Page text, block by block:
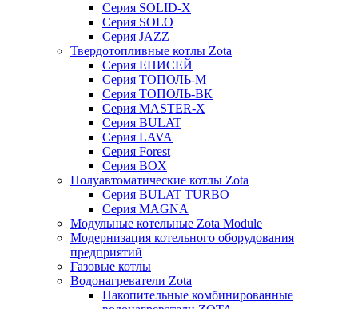
Серия SOLID-X
Серия SOLO
Серия JAZZ
Твердотопливные котлы Zota
Серия ЕНИСЕЙ
Серия ТОПОЛЬ-М
Серия ТОПОЛЬ-ВК
Серия MASTER-X
Серия BULAT
Серия LAVA
Серия Forest
Серия BOX
Полуавтоматические котлы Zota
Серия BULAT TURBO
Серия MAGNA
Модульные котельные Zota Module
Модернизация котельного оборудования
предприятий
Газовые котлы
Водонагреватели Zota
Накопительные комбинированные